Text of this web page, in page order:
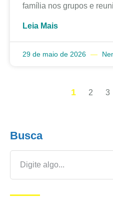
família nos grupos e
Leia Mais
29 de maio de 2026
1 2 3
Busca